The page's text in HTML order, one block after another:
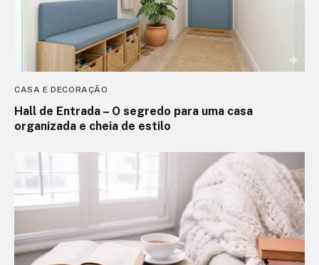
CASA E DECORAÇÃO
Hall de Entrada – O segredo para uma casa
organizada e cheia de estilo